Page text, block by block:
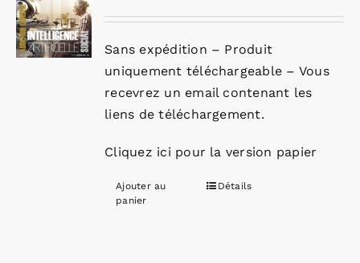
Sans expédition – Produit
uniquement téléchargeable – Vous
recevrez un email contenant les
liens de téléchargement.
Cliquez ici pour la version papier
Ajouter au
panier
Détails